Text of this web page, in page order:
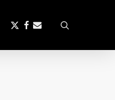
x-
facebook
email